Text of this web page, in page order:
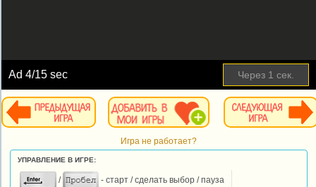
Ad4/15 sec Через 1 сек.
Игра не работает?
УПРАВЛЕНИЕ В ИГРЕ:
/ - старт / сделать выбор / пауза